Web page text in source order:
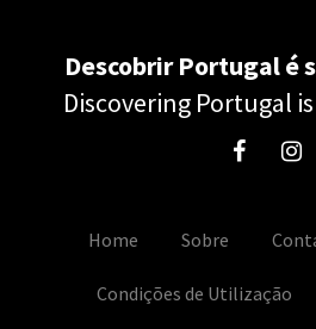
Descobrir Portugal é
Discovering Portugal
Home Sobre
Condições de Utilização